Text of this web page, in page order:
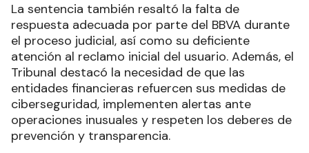
La sentencia también resaltó la falta de
respuesta adecuada por parte del BBVA durante
el proceso judicial, así como su deficiente
atención al reclamo inicial del usuario. Además, el
Tribunal destacó la necesidad de que las
entidades financieras refuercen sus medidas de
ciberseguridad, implementen alertas ante
operaciones inusuales y respeten los deberes de
prevención y transparencia.